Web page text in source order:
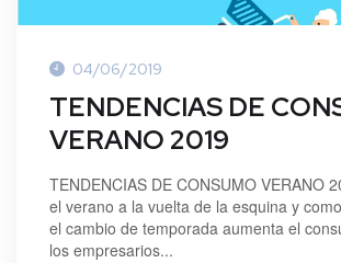
04/06/2019
TENDENCIAS DE
VERANO 2019
TENDENCIAS DE CONSUMO VERANO
el verano a la vuelta de la esquina y
el cambio de temporada aumenta el
los empresarios...